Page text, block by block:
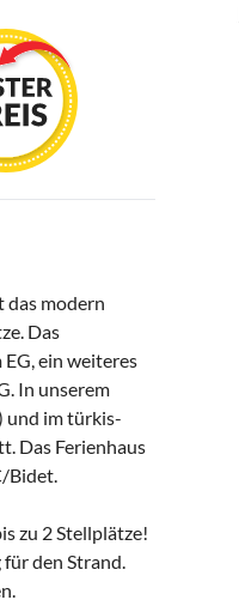
das modern
Das
ein weiteres
In unserem
und im türkis-
Das Ferienhaus
Bidet.
zu 2 Stellplätze!
für den Strand.